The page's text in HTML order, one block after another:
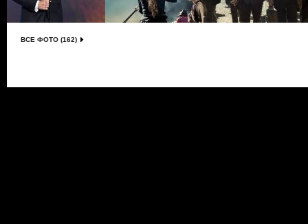
ВСЕ ФОТО (162)